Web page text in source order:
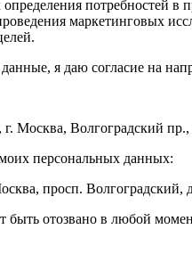
определения
маркетинговых
я даю согласие на
Москва, Волгоградский пр.,
персональных данных:
просп. Волгоградский,
быть отозвано в любой